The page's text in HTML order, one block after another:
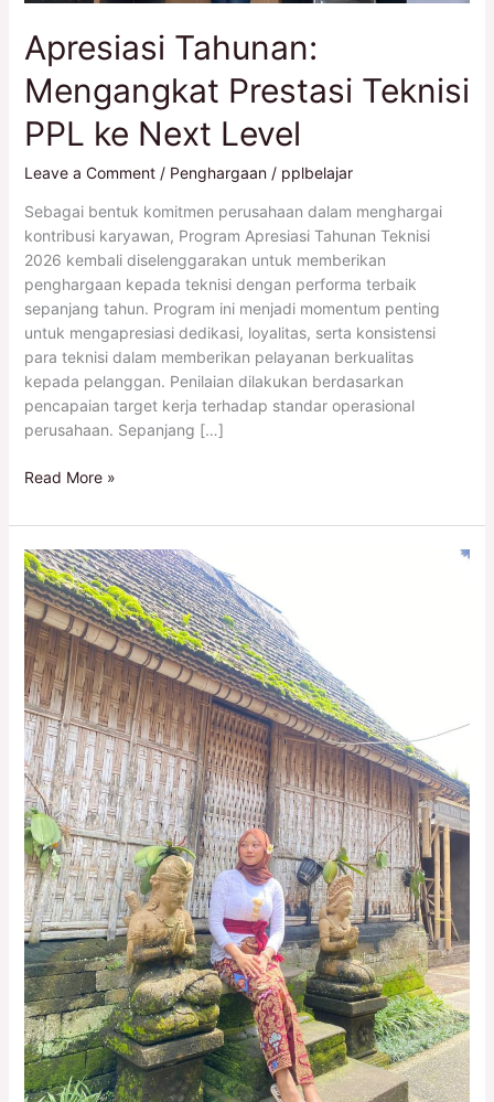
Apresiasi Tahunan:
Mengangkat Prestasi Teknisi
PPL ke Next Level
Leave a Comment / Penghargaan/ pplbelajar
Sebagai bentuk komitmen perusahaan dalam menghargai
kontribusi karyawan, Program Apresiasi Tahunan Teknisi
2026 kembali diselenggarakan untuk memberikan
penghargaan kepada teknisi dengan performa terbaik
sepanjang tahun. Program ini menjadi momentum penting
untuk mengapresiasi dedikasi, loyalitas, serta konsistensi
para teknisi dalam memberikan pelayanan berkualitas
kepada pelanggan. Penilaian dilakukan berdasarkan
pencapaian target kerja terhadap standar operasional
perusahaan. Sepanjang […]
Read More »
Kerja
Keras
Terbayar!
Karyawan
PPL
Raih
Program
Tahunan
ke
Bali